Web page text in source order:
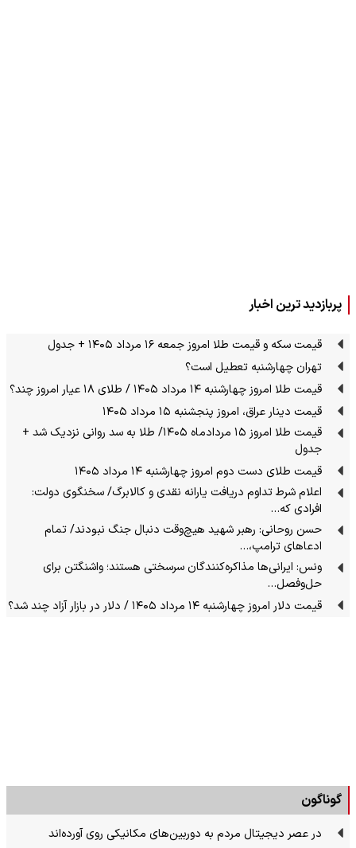
پربازدید ترین اخبار
قیمت سکه و قیمت طلا امروز جمعه ۱۶ مرداد ۱۴۰۵ + جدول
تهران چهارشنبه تعطیل است؟
قیمت طلا امروز چهارشنبه ۱۴ مرداد ۱۴۰۵ / طلای ۱۸ عیار امروز چند؟
قیمت دینار عراق، امروز پنجشنبه ۱۵ مرداد ۱۴۰۵
قیمت طلا امروز ۱۵ مردادماه ۱۴۰۵/ طلا به سد روانی نزدیک شد +
جدول
قیمت طلای دست دوم امروز چهارشنبه ۱۴ مرداد ۱۴۰۵
اعلام شرط تداوم دریافت یارانه نقدی و کالابرگ/ سخنگوی دولت:
افرادی که…
حسن روحانی: رهبر شهید هیچ‌وقت دنبال جنگ نبودند/ تمام
ادعاهای ترامپ،…
ونس: ایرانی‌ها مذاکره‌کنندگان سرسختی هستند؛ واشنگتن برای
حل‌وفصل…
قیمت دلار امروز چهارشنبه ۱۴ مرداد ۱۴۰۵ / دلار در بازار آزاد چند شد؟
گوناگون
در عصر دیجیتال مردم به دوربین‌های مکانیکی روی آورده‌اند